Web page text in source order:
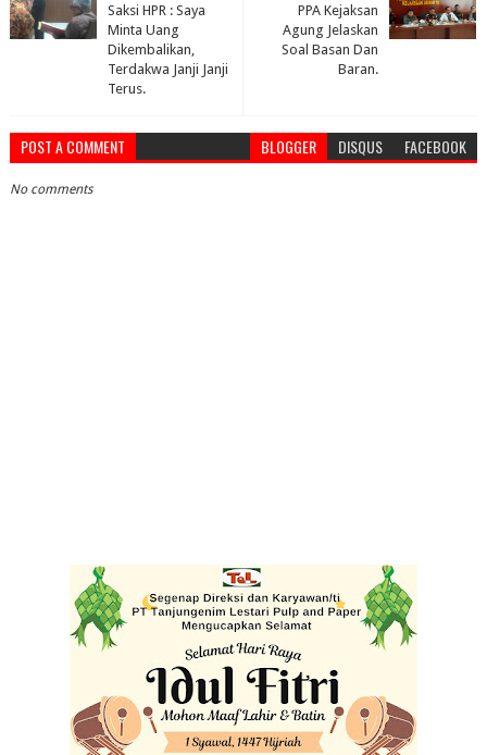
PPA Kejaksan
Agung Jelaskan
Soal Basan Dan
Baran.
Saksi HPR : Saya
Minta Uang
Dikembalikan,
Terdakwa Janji Janji
Terus.
POST A COMMENT BLOGGER DISQUS FACEBOOK
No comments